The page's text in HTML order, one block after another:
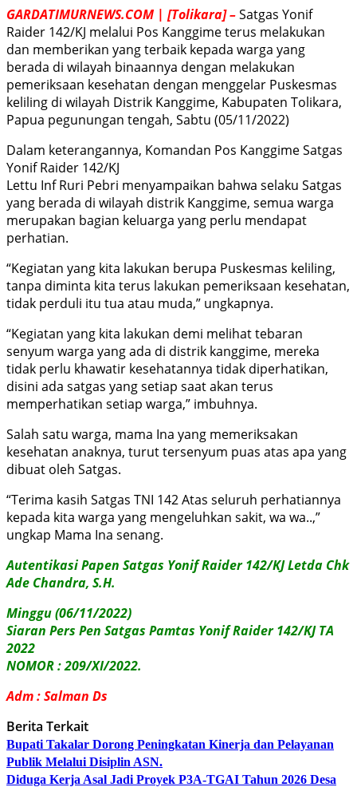
GARDATIMURNEWS.COM | [Tolikara] –Satgas Yonif
Raider 142/KJ melalui Pos Kanggime terus melakukan
dan memberikan yang terbaik kepada warga yang
berada di wilayah binaannya dengan melakukan
pemeriksaan kesehatan dengan menggelar Puskesmas
keliling di wilayah Distrik Kanggime, Kabupaten Tolikara,
Papua pegunungan tengah, Sabtu (05/11/2022)
Dalam keterangannya, Komandan Pos Kanggime Satgas
Yonif Raider 142/KJ
Lettu Inf Ruri Pebri menyampaikan bahwa selaku Satgas
yang berada di wilayah distrik Kanggime, semua warga
merupakan bagian keluarga yang perlu mendapat
perhatian.
“Kegiatan yang kita lakukan berupa Puskesmas keliling,
tanpa diminta kita terus lakukan pemeriksaan kesehatan,
tidak perduli itu tua atau muda,” ungkapnya.
“Kegiatan yang kita lakukan demi melihat tebaran
senyum warga yang ada di distrik kanggime, mereka
tidak perlu khawatir kesehatannya tidak diperhatikan,
disini ada satgas yang setiap saat akan terus
memperhatikan setiap warga,” imbuhnya.
Salah satu warga, mama Ina yang memeriksakan
kesehatan anaknya, turut tersenyum puas atas apa yang
dibuat oleh Satgas.
“Terima kasih Satgas TNI 142 Atas seluruh perhatiannya
kepada kita warga yang mengeluhkan sakit, wa wa..,”
ungkap Mama Ina senang.
Autentikasi Papen Satgas Yonif Raider 142/KJ Letda Chk
Ade Chandra, S.H.
Minggu (06/11/2022)
Siaran Pers Pen Satgas Pamtas Yonif Raider 142/KJ TA
2022
NOMOR : 209/XI/2022.
Adm : Salman Ds
Berita Terkait
Bupati Takalar Dorong Peningkatan Kinerja dan Pelayanan
Publik Melalui Disiplin ASN.
Diduga Kerja Asal Jadi Proyek P3A-TGAI Tahun 2026 Desa